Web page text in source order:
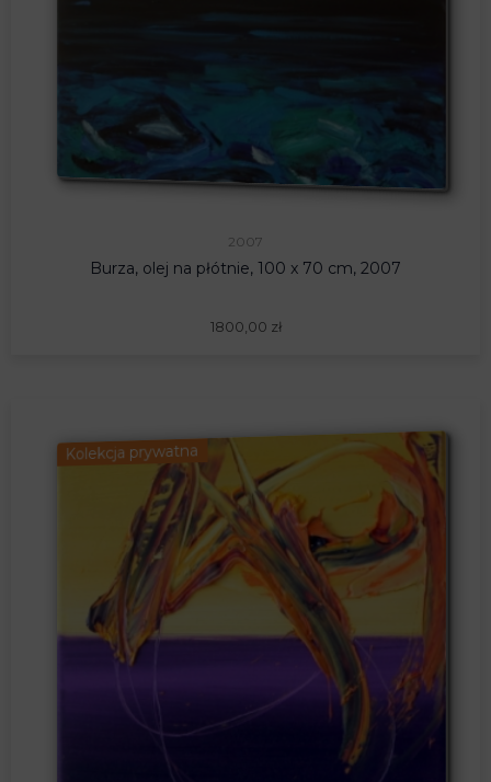
2007
Burza, olej na płótnie, 100 x 70 cm, 2007
1800,00 zł
Kolekcja prywatna